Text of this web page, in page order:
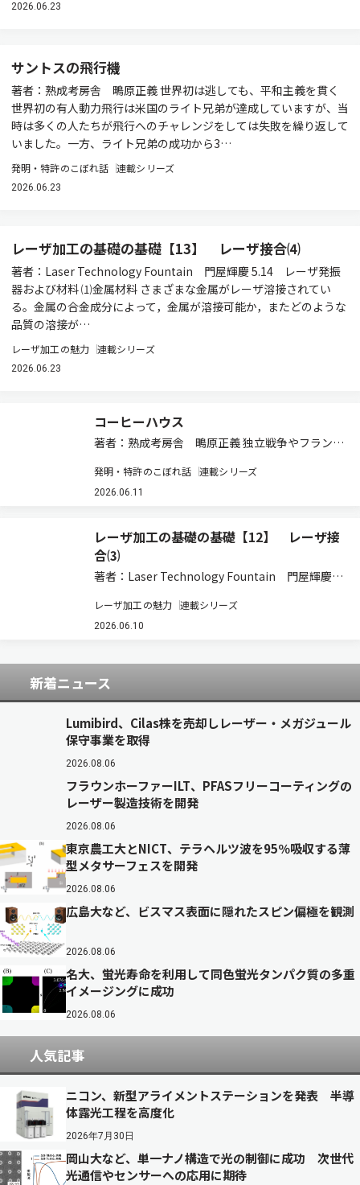
2026.06.23
サントスの飛行機
著者：熟成考房舎 鴫原正義 世界初は逃しても、平和主義を貫く
世界初の有人動力飛行は米国のライト兄弟が達成していますが、当
時は多くの人たちが飛行へのチャレンジをしては失敗を繰り返して
いました。一方、ライト兄弟の成功から3…
発明・特許のこぼれ話 連載シリーズ
2026.06.23
レーザ加工の基礎の基礎【13】 レーザ接合⑷
著者：Laser Technology Fountain 門屋輝慶 5.14 レーザ発振
器および材料 ⑴金属材料 さまざまな金属がレーザ溶接されてい
る。金属の合金成分によって，金属が溶接可能か，またどのような
品質の溶接が…
レーザ加工の魅力 連載シリーズ
2026.06.23
コーヒーハウス
著者：熟成考房舎 鴫原正義 独立戦争やフランス
まな形での交流の場を作ることができます。しか
し、インターネットのような技術が生まれる前は
発明・特許のこぼれ話 連載シリーズ
2026.06.11
レーザ加工の基礎の基礎【12】 レーザ接
合⑶
著者：Laser Technology Fountain 門屋輝慶
と深さは，溶接断面を表すものであり，溶接断面
は溶接継手部の強さを決定する。この理由によっ
レーザ加工の魅力 連載シリーズ
2026.06.10
新着ニュース
Lumibird、Cilas株を売却しレーザー・メガジュール
保守事業を取得
2026.08.06
フラウンホーファーILT、PFASフリーコーティングの
レーザー製造技術を開発
2026.08.06
東京農工大とNICT、テラヘルツ波を95％吸収する薄
型メタサーフェスを開発
2026.08.06
広島大など、ビスマス表面に隠れたスピン偏極を観測
2026.08.06
名大、蛍光寿命を利用して同色蛍光タンパク質の多重
イメージングに成功
2026.08.06
人気記事
ニコン、新型アライメントステーションを発表 半導
体露光工程を高度化
2026年7月30日
岡山大など、単一ナノ構造で光の制御に成功 次世代
光通信やセンサーへの応用に期待